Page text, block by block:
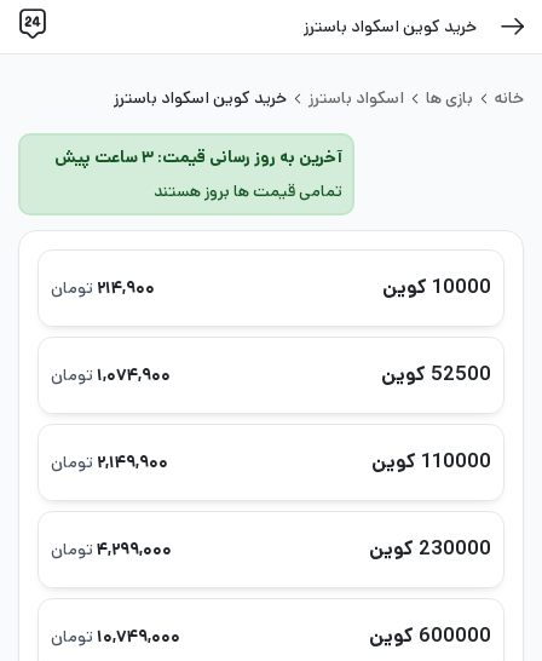
خرید کوین اسکواد باسترز
خانه بازی ها اسکواد باسترز خرید کوین اسکواد باسترز
آخرین به روز رسانی قیمت: ۳ ساعت پیش
تمامی قیمت ها بروز هستند
10000 کوین ۲۱۴,۹۰۰ تومان
52500 کوین ۱,۰۷۴,۹۰۰ تومان
110000 کوین ۲,۱۴۹,۹۰۰ تومان
230000 کوین ۴,۲۹۹,۰۰۰ تومان
600000 کوین ۱۰,۷۴۹,۰۰۰ تومان